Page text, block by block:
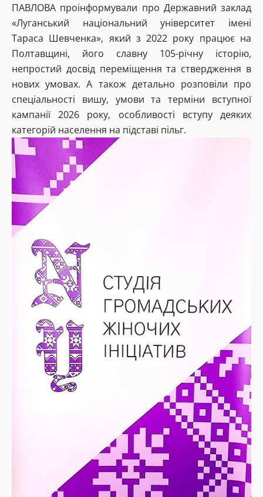
ПАВЛОВА проінформували про Державний заклад
«Луганський національний університет імені
Тараса Шевченка», який з 2022 року працює на
Полтавщині, його славну 105-річну історію,
непростий досвід переміщення та ствердження в
нових умовах. А також детально розповіли про
спеціальності вишу, умови та терміни вступної
кампанії 2026 року, особливості вступу деяких
категорій населення на підставі пільг.